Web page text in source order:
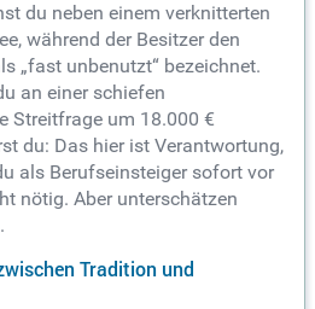
du neben einem verknitterten
während der Besitzer den
„fast unbenutzt“ bezeichnet.
an einer schiefen
Streitfrage um 18.000 €
du: Das hier ist Verantwortung,
als Berufseinsteiger sofort vor
nötig. Aber unterschätzen
Tradition und